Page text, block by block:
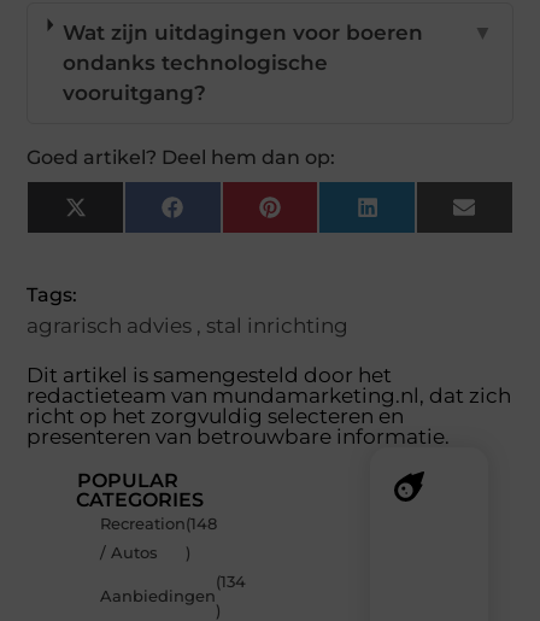
Wat zijn uitdagingen voor boeren
ondanks technologische
vooruitgang?
▼
Goed artikel? Deel hem dan op:
X
(Twitter)
FacebookPinterestLinkedInEmail
Tags:
agrarisch advies , stal inrichting
Dit artikel is samengesteld door het
redactieteam van mundamarketing.nl, dat zich
richt op het zorgvuldig selecteren en
presenteren van betrouwbare informatie.
POPULAR
CATEGORIES
Recreation
/ Autos
(148
)
Aanbiedingen
(134
)